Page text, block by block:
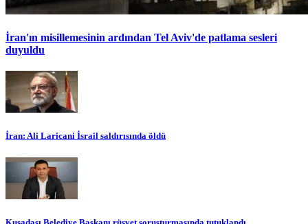
İran'ın misillemesinin ardından Tel Aviv'de patlama sesleri
duyuldu
İran: Ali Laricani İsrail saldırısında öldü